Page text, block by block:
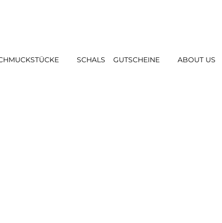
SCHALS GUTSCHEINE ABOUT US